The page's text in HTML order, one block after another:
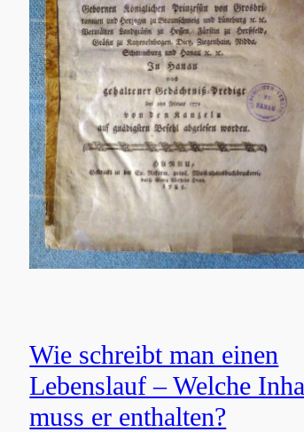
Wie schreibt man einen
Lebenslauf – Welche
muss er enthalten?